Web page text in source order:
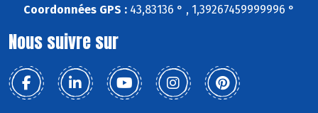
Coordonnées GPS : 43,83136 ° , 1,39267459999996 °
Nous suivre sur